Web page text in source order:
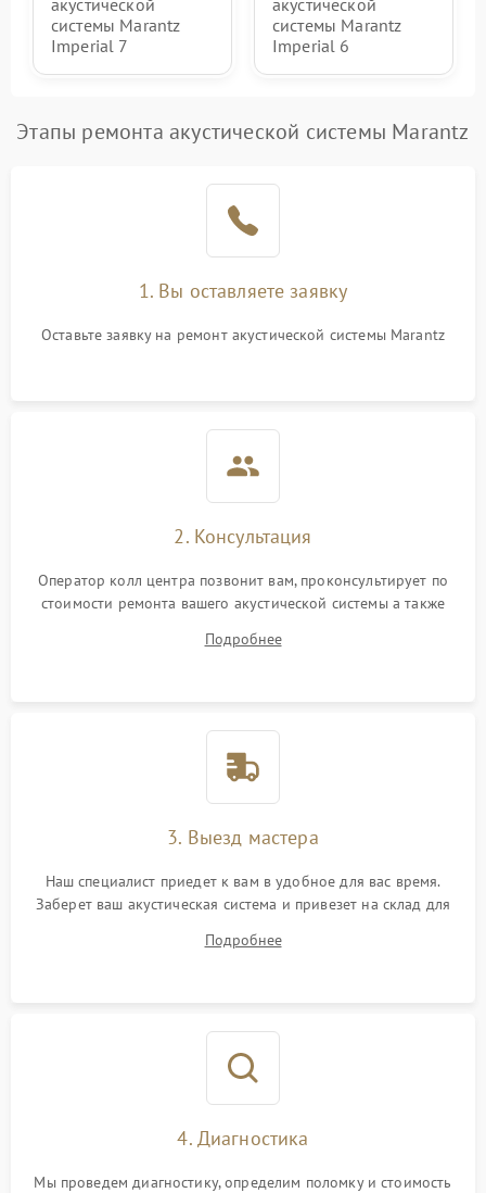
системы Marantz
Imperial 7
системы Marantz
Imperial 6
Этапы ремонта акустической системы Marantz
1. Вы оставляете заявку
Оставьте заявку на ремонт акустической системы Marantz
2. Консультация
Оператор колл центра позвонит вам, проконсультирует по
стоимости ремонта вашего акустической системы а также
Подробнее
3. Выезд мастера
Наш специалист приедет к вам в удобное для вас время.
Заберет ваш акустическая система и привезет на склад для
Подробнее
4. Диагностика
Мы проведем диагностику, определим поломку и стоимость